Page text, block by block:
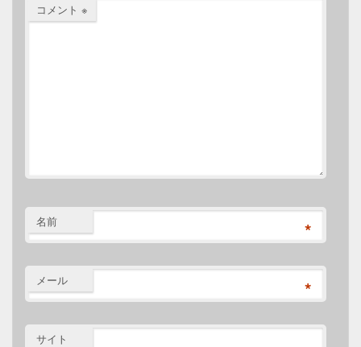
コメント ※
名前 *
メール *
サイト